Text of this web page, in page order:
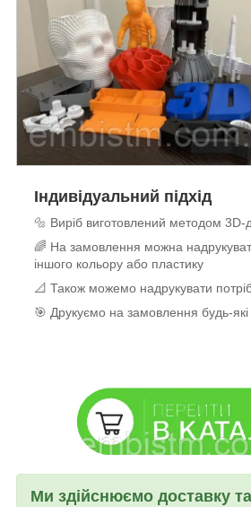
Індивідуальний підхід
🔩 Виріб виготовлений методом 3D-
🌈 На замовлення можна
іншого кольору або пластику
📐 Також можемо надрукувати
🎯 Друкуємо на замовлення будь-
Ми здійснюємо доставку